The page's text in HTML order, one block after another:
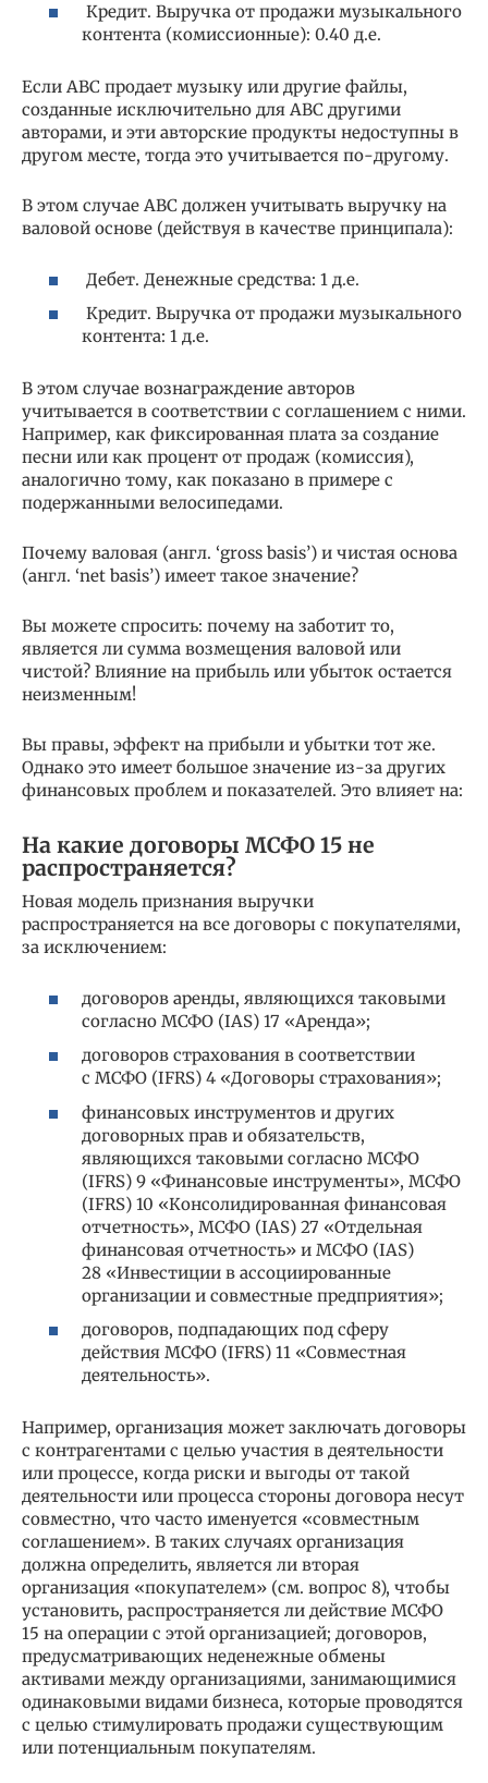
Кредит. Выручка от продажи музыкального
контента (комиссионные): 0.40 д.е.
Если ABC продает музыку или другие файлы,
созданные исключительно для ABC другими
авторами, и эти авторские продукты недоступны в
другом месте, тогда это учитывается по-другому.
В этом случае ABC должен учитывать выручку на
валовой основе (действуя в качестве принципала):
Дебет. Денежные средства: 1 д.е.
Кредит. Выручка от продажи музыкального
контента: 1 д.е.
В этом случае вознаграждение авторов
учитывается в соответствии с соглашением с ними.
Например, как фиксированная плата за создание
песни или как процент от продаж (комиссия),
аналогично тому, как показано в примере с
подержанными велосипедами.
Почему валовая (англ. ‘gross basis’) и чистая основа
(англ. ‘net basis’) имеет такое значение?
Вы можете спросить: почему на заботит то,
является ли сумма возмещения валовой или
чистой? Влияние на прибыль или убыток остается
неизменным!
Вы правы, эффект на прибыли и убытки тот же.
Однако это имеет большое значение из-за других
финансовых проблем и показателей. Это влияет на:
На какие договоры МСФО 15 не
распространяется?
Новая модель признания выручки
распространяется на все договоры с покупателями,
за исключением:
договоров аренды, являющихся таковыми
согласно МСФО (IAS) 17 «Аренда»;
договоров страхования в соответствии
с МСФО (IFRS) 4 «Договоры страхования»;
финансовых инструментов и других
договорных прав и обязательств,
являющихся таковыми согласно МСФО
(IFRS) 9 «Финансовые инструменты», МСФО
(IFRS) 10 «Консолидированная финансовая
отчетность», МСФО (IAS) 27 «Отдельная
финансовая отчетность» и МСФО (IAS)
28 «Инвестиции в ассоциированные
организации и совместные предприятия»;
договоров, подпадающих под сферу
действия МСФО (IFRS) 11 «Совместная
деятельность».
Например, организация может заключать договоры
с контрагентами с целью участия в деятельности
или процессе, когда риски и выгоды от такой
деятельности или процесса стороны договора несут
совместно, что часто именуется «совместным
соглашением». В таких случаях организация
должна определить, является ли вторая
организация «покупателем» (см. вопрос 8), чтобы
установить, распространяется ли действие МСФО
15 на операции с этой организацией; договоров,
предусматривающих неденежные обмены
активами между организациями, занимающимися
одинаковыми видами бизнеса, которые проводятся
с целью стимулировать продажи существующим
или потенциальным покупателям.